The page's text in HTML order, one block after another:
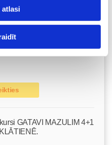
atlasi
dažādiem bērniem?
GATAVI MAZULIM 4+1